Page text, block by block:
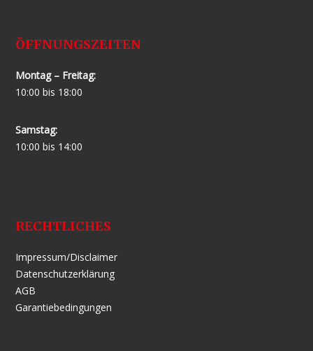
ÖFFNUNGSZEITEN
Montag – Freitag:
10:00 bis 18:00
Samstag:
10:00 bis 14:00
RECHTLICHES
Impressum/Disclaimer
Datenschutzerklärung
AGB
Garantiebedingungen